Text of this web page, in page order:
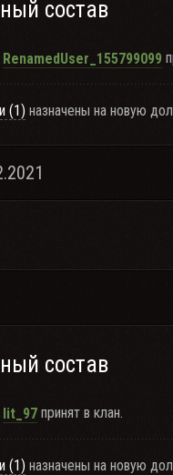
состав
RenamedUser_155799099
(1) назначены на новую
состав
lit_97 принят в клан.
(1) назначены на новую